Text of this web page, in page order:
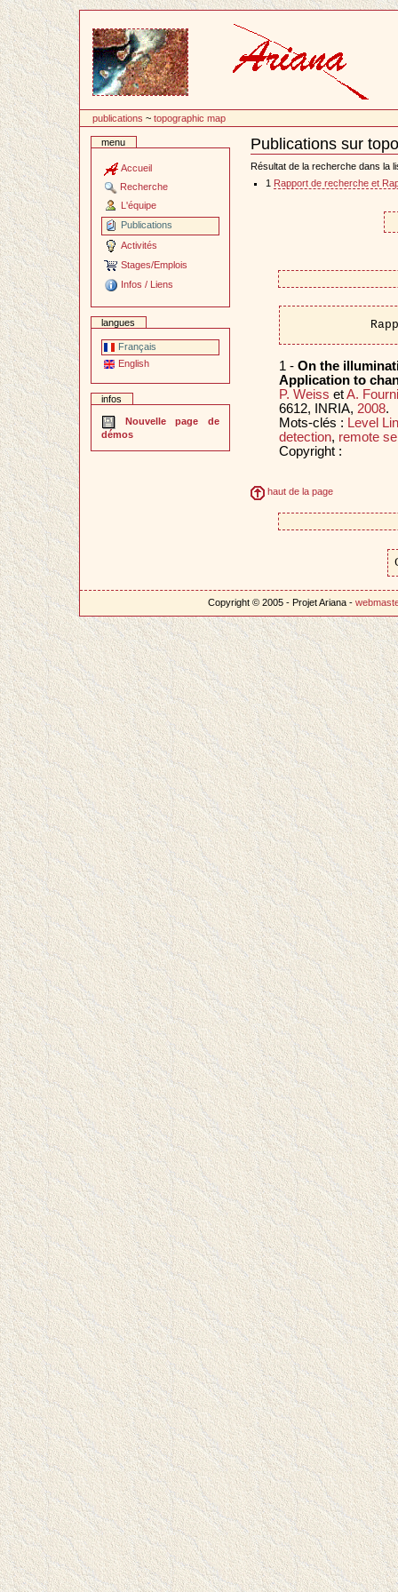
contenu
publications ~topographic map
menu
Accueil
Recherche
L'équipe
Publications
Activités
Stages/Emplois
Infos / Liens
langues
Français
English
infos
Nouvelle page de
démos
Publications sur
Document
Actions
Résultat de la recherche dans la
1
Rapport de recherche et
1 - On the
Application to
P. Weiss etA.
6612, INRIA, 2008.
Mots-clés : Level
detection, remote
Copyright :
haut de la page
Copyright © 2005 - Projet Ariana -